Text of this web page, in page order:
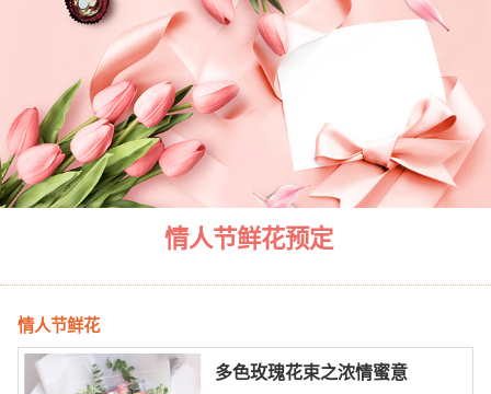
情人节鲜花预定
情人节鲜花
多色玫瑰花束之浓情蜜意